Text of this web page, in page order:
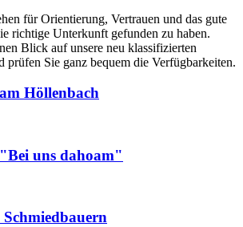
für Orientierung, Vertrauen und das gute
richtige Unterkunft gefunden zu haben.
Blick auf unsere neu klassifizierten
prüfen Sie ganz bequem die Verfügbarkeiten.
Höllenbach
uns dahoam"